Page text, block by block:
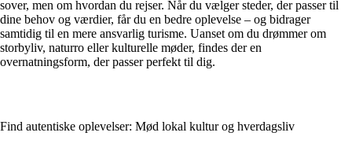
sover, men om hvordan du rejser. Når du vælger steder, der passer til
dine behov og værdier, får du en bedre oplevelse – og bidrager
samtidig til en mere ansvarlig turisme. Uanset om du drømmer om
storbyliv, naturro eller kulturelle møder, findes der en
overnatningsform, der passer perfekt til dig.
Find autentiske oplevelser: Mød lokal kultur og hverdagsliv